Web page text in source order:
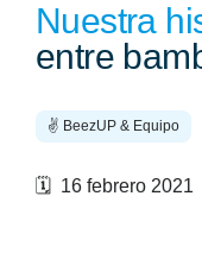
Nuestra
entre
✌️ BeezUP & Equipo
🗓️ 16 febrero 2021